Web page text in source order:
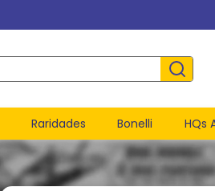
Raridades Bonelli HQs